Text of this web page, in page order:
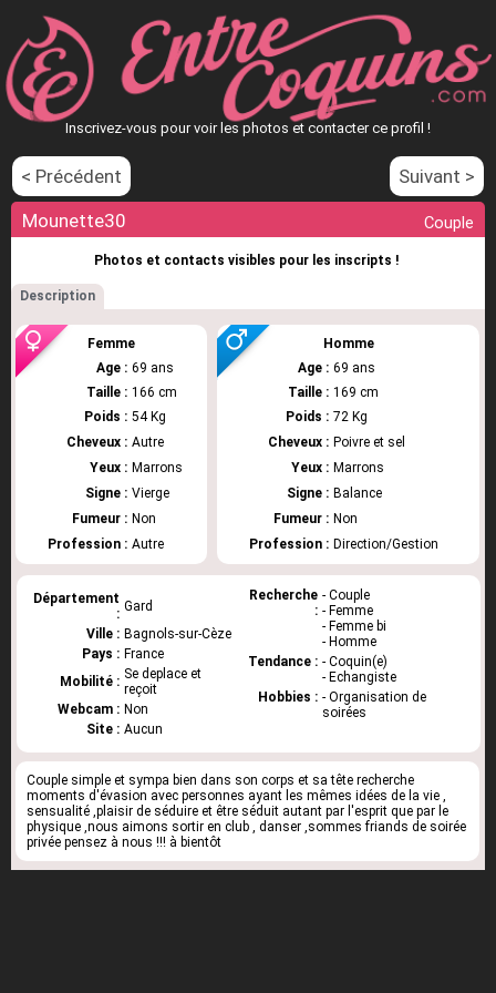
Inscrivez-vous pour voir les photos et contacter ce profil !
< Précédent
Suivant >
Mounette30
Couple
Photos et contacts visibles pour les inscripts !
Description
Femme
Age : 69 ans
Taille : 166 cm
Poids : 54 Kg
Cheveux : Autre
Yeux : Marrons
Signe : Vierge
Fumeur : Non
Profession : Autre
Homme
Age : 69 ans
Taille : 169 cm
Poids : 72 Kg
Cheveux : Poivre et sel
Yeux : Marrons
Signe : Balance
Fumeur : Non
Profession : Direction/Gestion
Département
: Gard
Ville : Bagnols-sur-Cèze
Pays : France
Mobilité : Se deplace et
reçoit
Webcam : Non
Site : Aucun
Recherche
:
- Couple
- Femme
- Femme bi
- Homme
Tendance : - Coquin(e)
- Echangiste
Hobbies : - Organisation de
soirées
Couple simple et sympa bien dans son corps et sa tête recherche
moments d'évasion avec personnes ayant les mêmes idées de la vie ,
sensualité ,plaisir de séduire et être séduit autant par l'esprit que par le
physique ,nous aimons sortir en club , danser ,sommes friands de soirée
privée pensez à nous !!! à bientôt